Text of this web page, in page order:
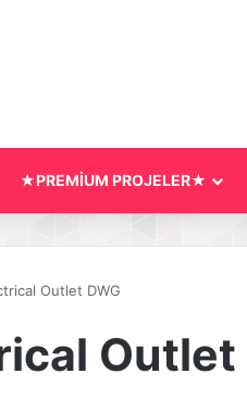
★PREMİUM PROJELER★
Outlet DWG
Outlet